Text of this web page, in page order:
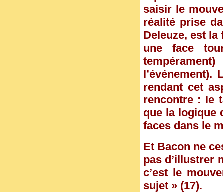
saisir le
réalité prise
Deleuze, est
une face
l’événement).
rendant cet
rencontre : le
que la logique
faces dans le
Et Bacon ne
pas d’illustrer
c’est le
sujet » (17).